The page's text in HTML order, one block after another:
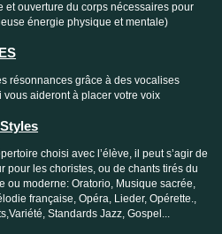
et ouverture du corps nécessaires pour
énergie physique et mentale)
résonnances grâce à des vocalises
aideront à placer votre voix
choisi avec l’élève, il peut s’agir de
pour les choristes, ou de chants tirés du
ou moderne: Oratorio, Musique sacrée,
française, Opéra, Lieder, Opérette.,
Standards Jazz, Gospel...